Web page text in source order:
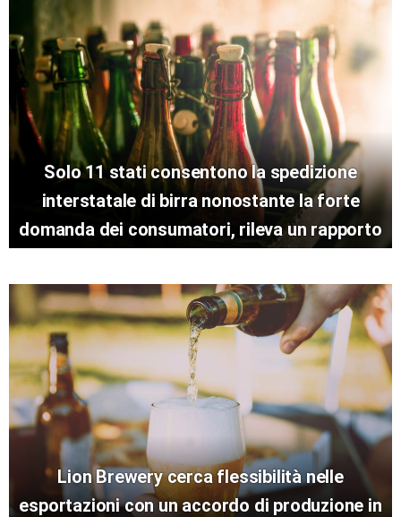
Solo 11 stati consentono la spedizione
interstatale di birra nonostante la forte
domanda dei consumatori, rileva un rapporto
Lion Brewery cerca flessibilità nelle
esportazioni con un accordo di produzione in